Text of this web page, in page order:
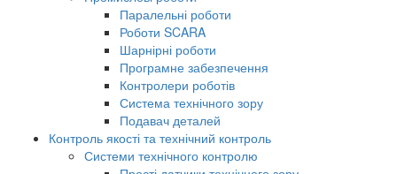
Паралельні роботи
Роботи SCARA
Шарнірні роботи
Програмне забезпечення
Контролери роботів
Система технічного зору
Подавач деталей
Контроль якості та технічний контроль
Системи технічного контролю